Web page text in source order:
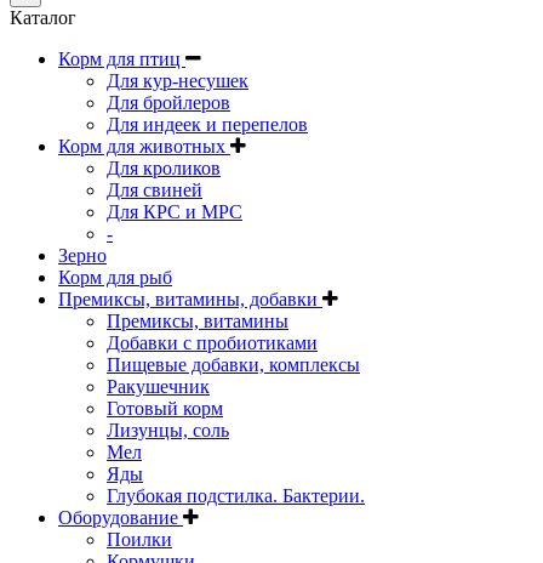
Каталог
Корм для птиц
Для кур-несушек
Для бройлеров
Для индеек и перепелов
Корм для животных
Для кроликов
Для свиней
Для КРС и МРС
-
Зерно
Корм для рыб
Премиксы, витамины, добавки
Премиксы, витамины
Добавки с пробиотиками
Пищевые добавки, комплексы
Ракушечник
Готовый корм
Лизунцы, соль
Мел
Яды
Глубокая подстилка. Бактерии.
Оборудование
Поилки